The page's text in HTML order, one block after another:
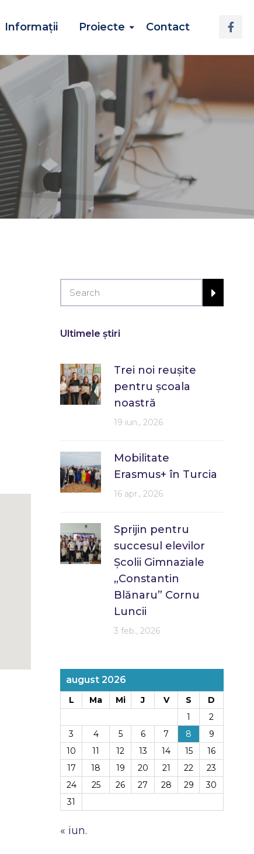
Informații Proiecte Contact
Ultimele știri
Trei noi reușite
pentru școala
noastră
19 iun., 2026
Mobilitate
Erasmus+ în Turcia
16 apr., 2026
Sprijin pentru
succesul elevilor
Școlii Gimnaziale
„Constantin
Blănaru” Cornu
Luncii
3 feb., 2026
august 2026
L Ma Mi J V S
D
1
2
3
4 5 6 7 8
9
10
11 12 13 14 15
16
17
18 19 20 21 22
23
24
25 26 27 28 29
30
31
« iun.